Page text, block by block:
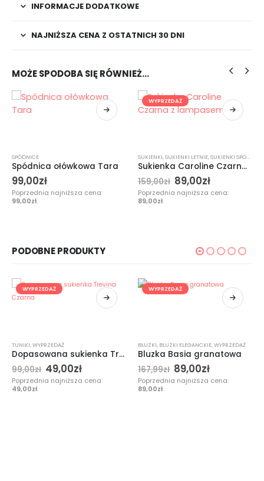
INFORMACJE DODATKOWE
NAJNIŻSZA CENA Z OSTATNICH 30 DNI
MOŻE SPODOBA SIĘ RÓWNIEŻ…
,WYPRZEDAŻ
SPÓDNICE
Spódnica ołówkowa Tara
99,00zł
Poprzednia najniższa cena:
99,00zł.
WYPRZEDAŻ
SUKIENKI,SUKIENKI LETNIE,SUKIENKI SPORTOWE
Sukienka Caroline Czarna z lampasem
159,00zł 89,00zł
Poprzednia najniższa cena:
89,00zł.
PODOBNE PRODUKTY
,WYPRZEDAŻ
WYPRZEDAŻ
TUNIKI,WYPRZEDAŻ
Dopasowana sukienka Trevina Czarna
99,00zł 49,00zł
Poprzednia najniższa cena:
49,00zł.
WYPRZEDAŻ
BLUZKI, BLUZKI ELEGANCKIE,WYPRZEDAŻ
Bluzka Basia granatowa
167,99zł 89,00zł
Poprzednia najniższa cena:
89,00zł.